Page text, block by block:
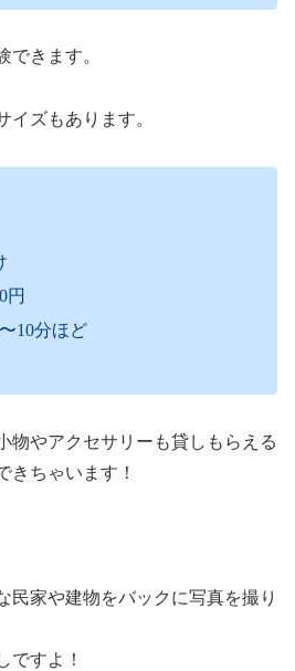
できます。
イズもあります。
円
10分ほど
物やアクセサリーも貸しもらえる
きちゃいます！
民家や建物をバックに写真を撮り
ですよ！